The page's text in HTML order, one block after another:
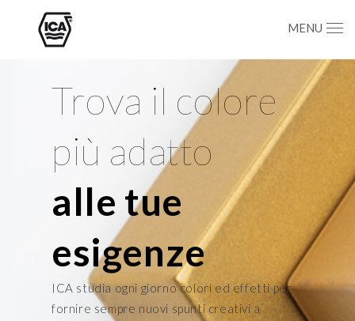
MENU
Trova il colore
più adatto
alle tue
esigenze
ICA studia ogni giorno colori ed effetti per
fornire sempre nuovi spunti creativi a